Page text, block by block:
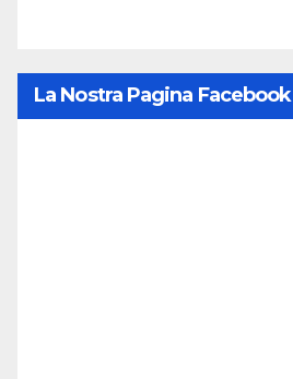
La Nostra Pagina Facebook